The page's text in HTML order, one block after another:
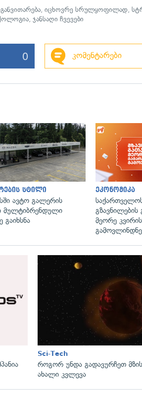
,იცხოვრე სრულყოფილად,
,ჯანსაღი ჩვევები
0 კომენტარები
სტილი
ავტო გალერის
მულტიბრენდული
გაიხსნა
ეკონომიკა
გზავნილების
მეორე
გადახედვა
Sci-Tech
როგორ უნდა გადავურჩეთ
ახალი კვლევა